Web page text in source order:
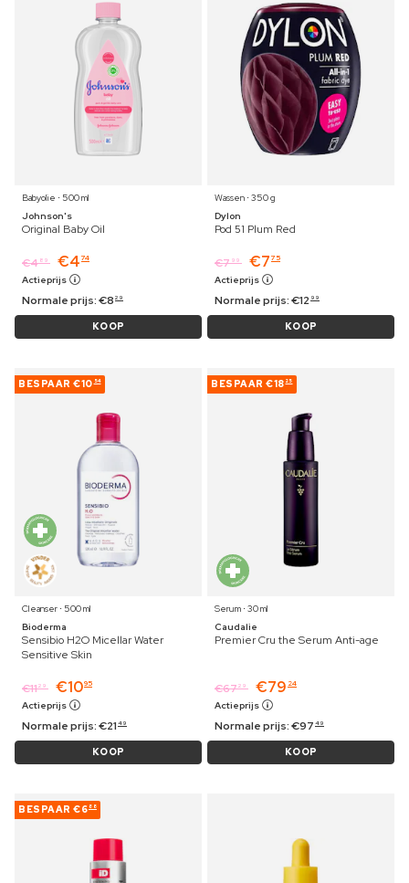
Babyolie ⋅ 500 ml
Johnson's
Original Baby Oil
€4 89 €4 74
Actieprijs
Normale prijs:€8 29
KOOP
Wassen ⋅ 350 g
Dylon
Pod 51 Plum Red
€7 99 €7 75
Actieprijs
Normale prijs:€12 99
KOOP
BESPAAR €10 54
Cleanser ⋅ 500 ml
Bioderma
Sensibio H2O Micellar Water
Sensitive Skin
€1129 €1095
Actieprijs
Normale prijs:€21 49
KOOP
BESPAAR €18 25
Serum ⋅ 30 ml
Caudalie
Premier Cru the Serum Anti-age
€6729 €79 24
Actieprijs
Normale prijs:€97 49
KOOP
BESPAAR €6 88